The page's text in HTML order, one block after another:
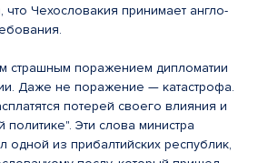
Чехословакия принимает англо-
страшным поражением дипломатии
Даже не поражение — катастрофа.
потерей своего влияния и
политике". Эти слова министра
одной из прибалтийских республик,